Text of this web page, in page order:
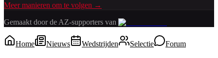
Meer manieren om te volgen →
Gemaakt door de AZ-supporters van
Home Nieuws Wedstrijden Selectie Forum